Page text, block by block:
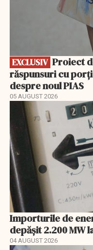
EXCLUSIV
răspunsuri cu
despre noul PIAS
05 AUGUST 2026
Importurile de
depășit 2.200 MW
04 AUGUST 2026